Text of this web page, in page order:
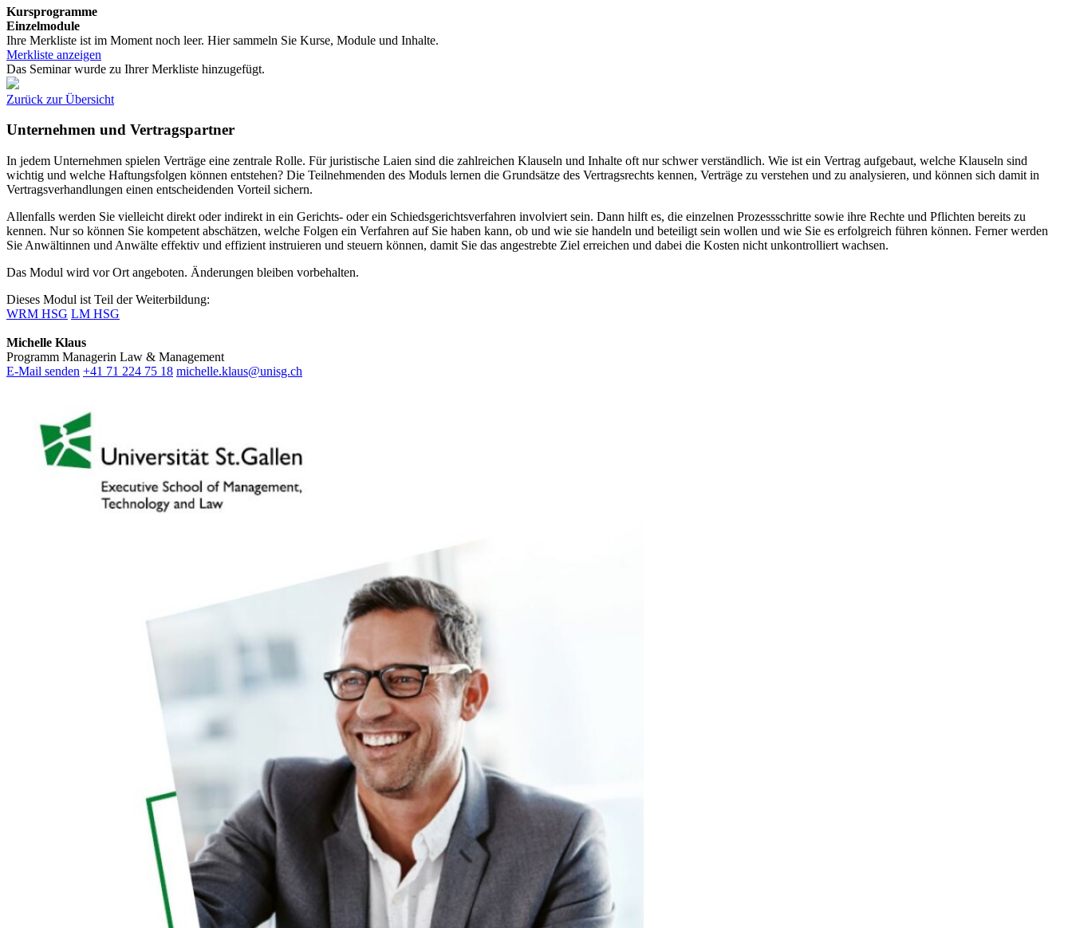
Kursprogramme
Einzelmodule
Ihre Merkliste ist im Moment noch leer. Hier sammeln Sie Kurse, Module und Inhalte.
Merkliste anzeigen
Das Seminar wurde zu Ihrer Merkliste hinzugefügt.
Zurück zur Übersicht
Unternehmen und Vertragspartner
In jedem Unternehmen spielen Verträge eine zentrale Rolle. Für juristische Laien sind die zahlreichen Klauseln und Inhalte oft nur schwer verständlich. Wie ist ein Vertrag aufgebaut, welche Klauseln sind
wichtig und welche Haftungsfolgen können entstehen? Die Teilnehmenden des Moduls lernen die Grundsätze des Vertragsrechts kennen, Verträge zu verstehen und zu analysieren, und können sich damit in
Vertragsverhandlungen einen entscheidenden Vorteil sichern.
Allenfalls werden Sie vielleicht direkt oder indirekt in ein Gerichts- oder ein Schiedsgerichtsverfahren involviert sein. Dann hilft es, die einzelnen Prozessschritte sowie ihre Rechte und Pflichten bereits zu
kennen. Nur so können Sie kompetent abschätzen, welche Folgen ein Verfahren auf Sie haben kann, ob und wie sie handeln und beteiligt sein wollen und wie Sie es erfolgreich führen können. Ferner werden
Sie Anwältinnen und Anwälte effektiv und effizient instruieren und steuern können, damit Sie das angestrebte Ziel erreichen und dabei die Kosten nicht unkontrolliert wachsen.
Das Modul wird vor Ort angeboten. Änderungen bleiben vorbehalten.
Dieses Modul ist Teil der Weiterbildung:
WRM HSG LM HSG
Michelle Klaus
Programm Managerin Law & Management
E-Mail senden +41 71 224 75 18 michelle.klaus@unisg.ch